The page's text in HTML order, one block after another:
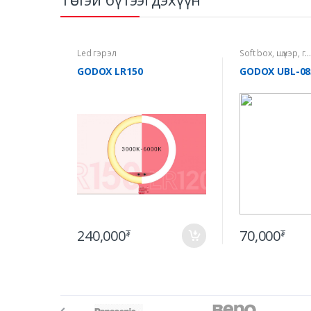
Led гэрэл
GODOX LR150
240,000₮
Soft box, шүхэр, г...
GODOX UBL-
70,000₮